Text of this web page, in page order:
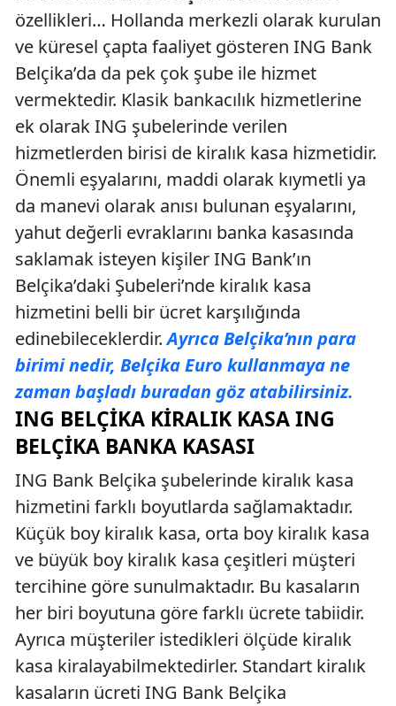
özellikleri… Hollanda merkezli olarak kurulan
ve küresel çapta faaliyet gösteren ING Bank
Belçika’da da pek çok şube ile hizmet
vermektedir. Klasik bankacılık hizmetlerine
ek olarak ING şubelerinde verilen
hizmetlerden birisi de kiralık kasa hizmetidir.
Önemli eşyalarını, maddi olarak kıymetli ya
da manevi olarak anısı bulunan eşyalarını,
yahut değerli evraklarını banka kasasında
saklamak isteyen kişiler ING Bank’ın
Belçika’daki Şubeleri’nde kiralık kasa
hizmetini belli bir ücret karşılığında
edinebileceklerdir.Ayrıca Belçika’nın para
birimi nedir, Belçika Euro kullanmaya ne
zaman başladı buradan göz atabilirsiniz.
ING BELÇIKA KIRALIK KASA ING
BELÇIKA BANKA KASASI
ING Bank Belçika şubelerinde kiralık kasa
hizmetini farklı boyutlarda sağlamaktadır.
Küçük boy kiralık kasa, orta boy kiralık kasa
ve büyük boy kiralık kasa çeşitleri müşteri
tercihine göre sunulmaktadır. Bu kasaların
her biri boyutuna göre farklı ücrete tabiidir.
Ayrıca müşteriler istedikleri ölçüde kiralık
kasa kiralayabilmektedirler. Standart kiralık
kasaların ücreti ING Bank Belçika